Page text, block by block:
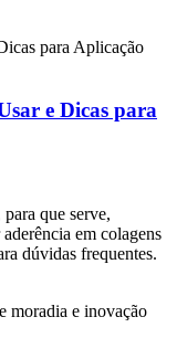
e Dicas para
que serve,
em colagens
dúvidas frequentes.